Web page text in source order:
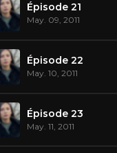
Épisode 21
May. 09, 2011
Épisode 22
May. 10, 2011
Épisode 23
May. 11, 2011